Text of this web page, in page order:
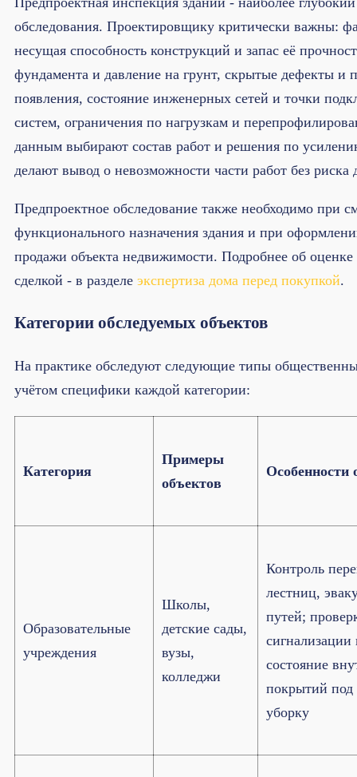
обследования. Проектировщику критически важны:
несущая способность конструкций и запас её
фундамента и давление на грунт, скрытые дефекты и
появления, состояние инженерных сетей и точки
систем, ограничения по нагрузкам и
данным выбирают состав работ и решения по
делают вывод о невозможности части работ без риска
Предпроектное обследование также необходимо при
функционального назначения здания и при
продажи объекта недвижимости. Подробнее об оценке
сделкой - в разделе экспертиза дома перед покупкой.
Категории обследуемых объектов
На практике обследуют следующие типы
учётом специфики каждой категории:
Категория
Примеры
объектов
Особенности
Образовательные
учреждения
Школы,
детские сады,
вузы,
колледжи
Контроль
лестниц,
путей;
состояние
покрытий
уборку